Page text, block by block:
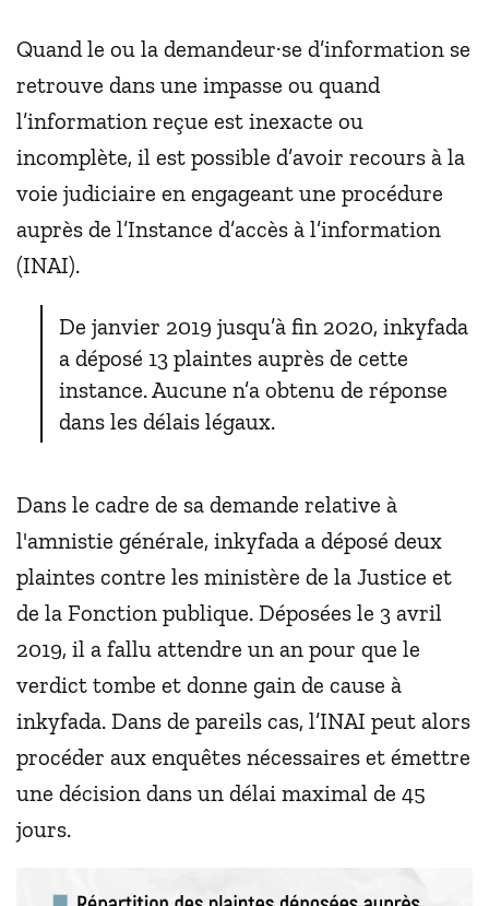
Quand le ou la demandeur·se d’information se
retrouve dans une impasse ou quand
l’information reçue est inexacte ou
incomplète, il est possible d’avoir recours à la
voie judiciaire en engageant une procédure
auprès de l’Instance d’accès à l’information
(INAI).
De janvier 2019 jusqu’à fin 2020, inkyfada
a déposé 13 plaintes auprès de cette
instance. Aucune n’a obtenu de réponse
dans les délais légaux.
Dans le cadre de sa demande relative à
l'amnistie générale, inkyfada a déposé deux
plaintes contre les ministère de la Justice et
de la Fonction publique. Déposées le 3 avril
2019, il a fallu attendre un an pour que le
verdict tombe et donne gain de cause à
inkyfada. Dans de pareils cas, l’INAI peut alors
procéder aux enquêtes nécessaires et émettre
une décision dans un délai maximal de 45
jours.